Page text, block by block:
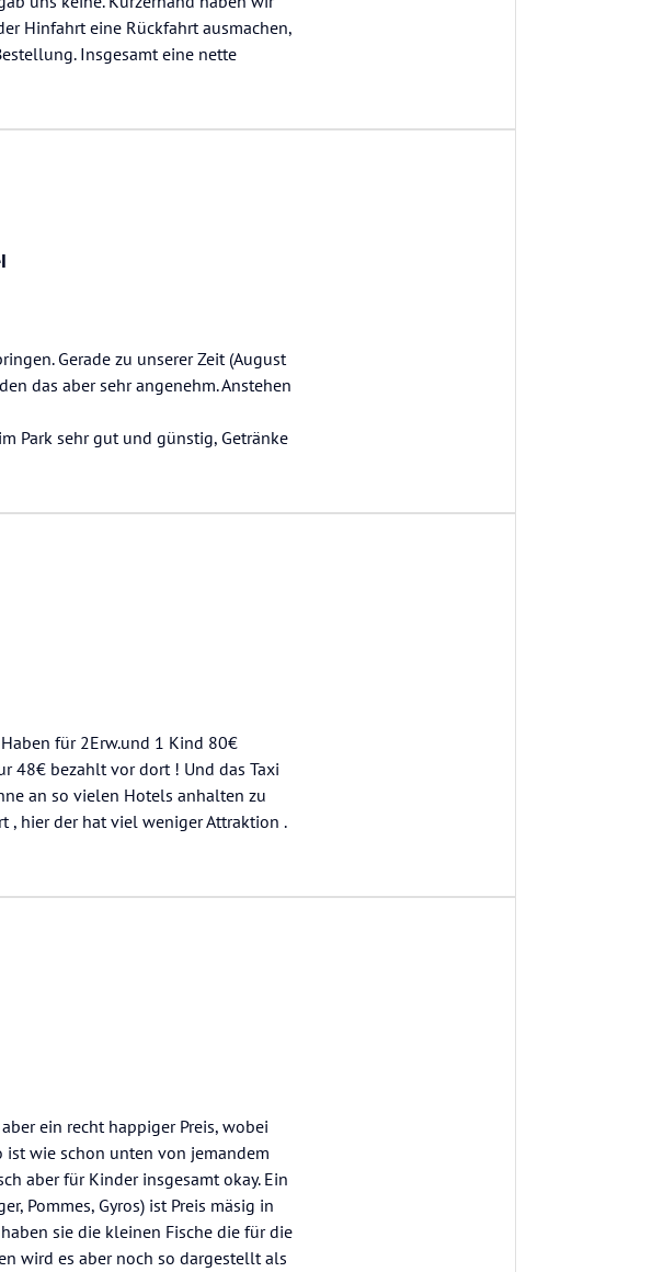
Hinfahrt eine Rückfahrt ausmachen,
Insgesamt eine nette
Gerade zu unserer Zeit (August
das aber sehr angenehm. Anstehen
Park sehr gut und günstig, Getränke
für 2Erw.und 1 Kind 80€
48€ bezahlt vor dort ! Und das Taxi
an so vielen Hotels anhalten zu
, hier der hat viel weniger Attraktion .
ein recht happiger Preis, wobei
ist wie schon unten von jemandem
aber für Kinder insgesamt okay. Ein
Pommes, Gyros) ist Preis mäsig in
sie die kleinen Fische die für die
wird es aber noch so dargestellt als